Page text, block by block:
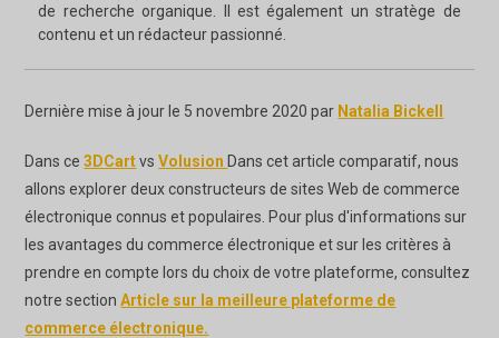
de recherche organique. Il est également un stratège de
contenu et un rédacteur passionné.
Dernière mise à jour le 5 novembre 2020 par Natalia Bickell
Dans ce3DCartvsVolusion Dans cet article comparatif, nous
allons explorer deux constructeurs de sites Web de commerce
électronique connus et populaires. Pour plus d'informations sur
les avantages du commerce électronique et sur les critères à
prendre en compte lors du choix de votre plateforme, consultez
notre sectionArticle sur la meilleure plateforme de
commerce électronique.